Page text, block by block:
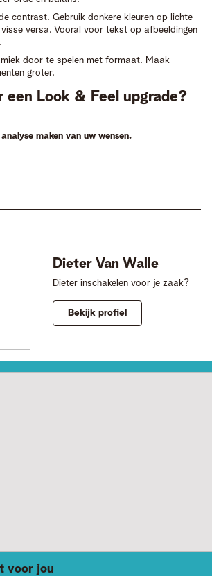
contrast. Gebruik donkere kleuren op lichte
versa. Vooral voor tekst op afbeeldingen
door te spelen met formaat. Maak
groter.
een Look & Feel upgrade?
maken van uw wensen.
Dieter Van Walle
Dieter inschakelen voor je zaak?
Bekijk profiel
voor jou